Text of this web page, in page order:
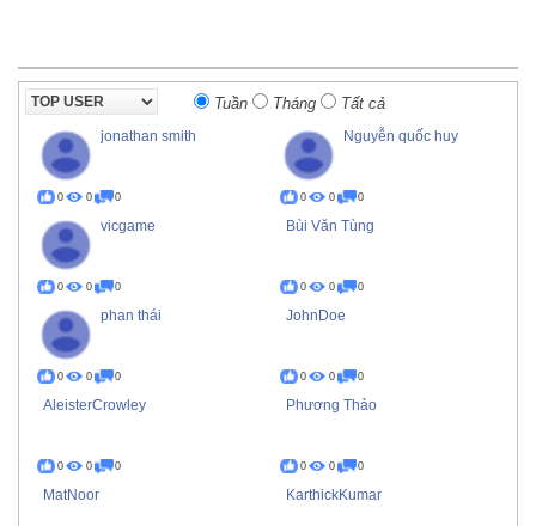
Tuần Tháng Tất cả
jonathan smith
0 0 0
Nguyễn quốc huy
0 0 0
vicgame
0 0 0
Bùi Văn Tùng
0 0 0
phan thái
0 0 0
JohnDoe
0 0 0
AleisterCrowley
0 0 0
Phương Thảo
0 0 0
MatNoor KarthickKumar